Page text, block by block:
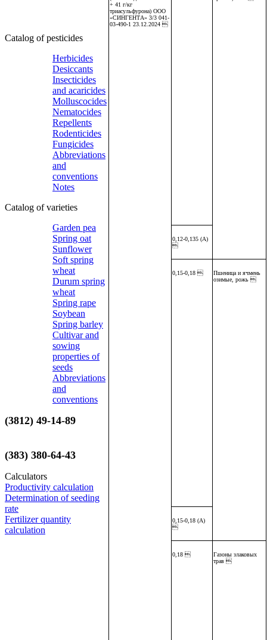
Catalog of pesticides
Herbicides
Desiccants
Insecticides
and acaricides
Molluscocides
Nematocides
Repellents
Rodenticides
Fungicides
Abbreviations
and
conventions
Notes
Catalog of varieties
Garden pea
Spring oat
Sunflower
Soft spring
wheat
Durum spring
wheat
Spring rape
Soybean
Spring barley
Сultivar and
sowing
properties of
seeds
Abbreviations
and
conventions
(3812) 49-14-89
(383) 380-64-43
Calculators
Productivity calculation
Determination of seeding
rate
Fertilizer quantity
calculation
+ 41 г/кг
триасульфурона) ООО
«СИНГЕНТА» 3/3 041-
03-490-1 23.12.2024 
0,12-0,135 (А)

0,15-0,18 
Пшеница и ячмень
озимые, рожь 
0,15-0,18 (А)

0,18 
Газоны злаковых
трав 